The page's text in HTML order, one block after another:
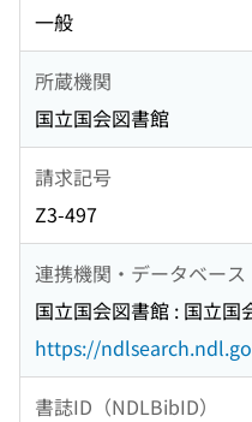
一般
所蔵機関
国立国会図書館
請求記号
Z3-497
連携機関・データベース
国立国会図書館 : 国立国
https://
書誌ID（NDLBibID）